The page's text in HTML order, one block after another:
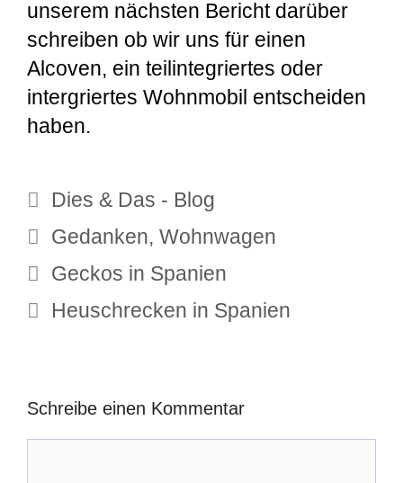
unserem nächsten Bericht darüber
schreiben ob wir uns für einen
Alcoven, ein teilintegriertes oder
intergriertes Wohnmobil entscheiden
haben.
Kategorien
Dies & Das - Blog
Schlagwörter
Gedanken, Wohnwagen
Geckos in Spanien
Heuschrecken in Spanien
Schreibe einen Kommentar